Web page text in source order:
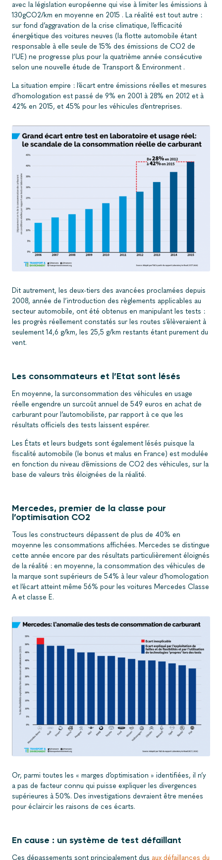
avec la législation européenne qui vise à limiter les émissions à
130gCO2/km en moyenne en 2015 . La réalité est tout autre :
sur fond d’aggravation de la crise climatique, l’efficacité
énergétique des voitures neuves (la flotte automobile étant
responsable à elle seule de 15% des émissions de CO2 de
l’UE) ne progresse plus pour la quatrième année consécutive
selon une nouvelle étude de Transport & Environment .
La situation empire : l’écart entre émissions réelles et mesures
d’homologation est passé de 9% en 2001 à 28% en 2012 et à
42% en 2015, et 45% pour les véhicules d’entreprises.
Dit autrement, les deux-tiers des avancées proclamées depuis
2008, année de l’introduction des règlements applicables au
secteur automobile, ont été obtenus en manipulant les tests :
les progrès réellement constatés sur les routes s’élèveraient à
seulement 14,6 g/km, les 25,5 g/km restants étant purement du
vent.
Les consommateurs et l’Etat sont lésés
En moyenne, la surconsommation des véhicules en usage
réelle engendre un surcoût annuel de 549 euros en achat de
carburant pour l’automobiliste, par rapport à ce que les
résultats officiels des tests laissent espérer.
Les États et leurs budgets sont également lésés puisque la
fiscalité automobile (le bonus et malus en France) est modulée
en fonction du niveau d’émissions de CO2 des véhicules, sur la
base de valeurs très éloignées de la réalité.
Mercedes, premier de la classe pour
l’optimisation CO2
Tous les constructeurs dépassent de plus de 40% en
moyenne les consommations affichées. Mercedes se distingue
cette année encore par des résultats particulièrement éloignés
de la réalité : en moyenne, la consommation des véhicules de
la marque sont supérieurs de 54% à leur valeur d’homologation
et l’écart atteint même 56% pour les voitures Mercedes Classe
A et classe E.
Or, parmi toutes les « marges d’optimisation » identifiées, il n’y
a pas de facteur connu qui puisse expliquer les divergences
supérieures à 50%. Des investigations devraient être menées
pour éclaircir les raisons de ces écarts.
En cause : un système de test défaillant
Ces dépassements sont principalement dus aux défaillances du